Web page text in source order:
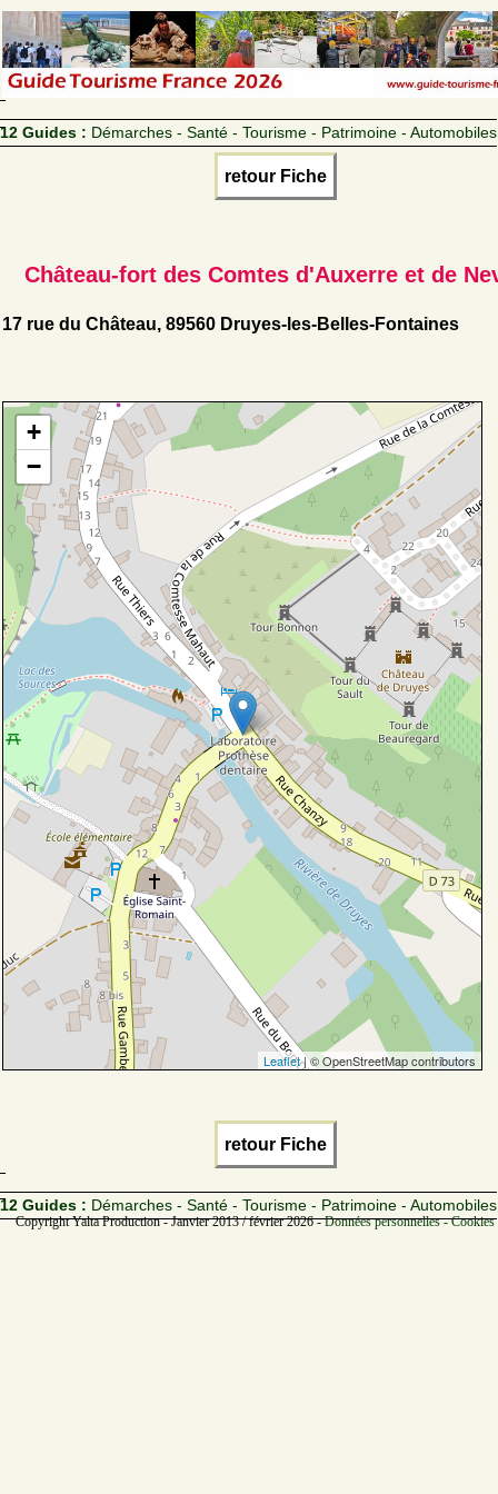
12 Guides : Démarches - Santé - Tourisme - Patrimoine - Automobiles
retour Fiche
Château-fort des Comtes d'Auxerre et de
17 rue du Château, 89560 Druyes-les-Belles-Fontaines
+
−
Leaflet| © OpenStreetMap contributors
retour Fiche
12 Guides : Démarches - Santé - Tourisme - Patrimoine - Automobiles
Copyright Yalta Production - Janvier 2013 / février 2026 -Données personnelles -